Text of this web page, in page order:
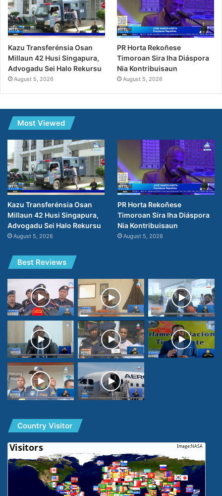
Kazu Transferénsia Osan
Millaun 42 Husi Singapura,
Advogadu Sei Halo Rekursu
August 5, 2026
PR Horta Rekoñese
Timoroan Sira Iha Diáspora
Nia Kontribuisaun
August 5, 2026
Most Viewed
Kazu Transferénsia Osan
Millaun 42 Husi Singapura,
Advogadu Sei Halo Rekursu
August 5, 2026
PR Horta Rekoñese
Timoroan Sira Iha Diáspora
Nia Kontribuisaun
August 5, 2026
Best Reviews
Country Visitor